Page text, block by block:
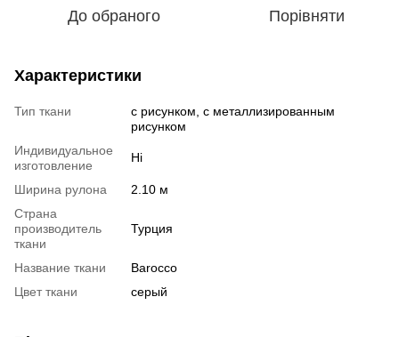
До обраного Порівняти
Характеристики
Тип ткани
с рисунком, с металлизированным
рисунком
Индивидуальное
изготовление
Ні
Ширина рулона
2.10 м
Страна
производитель
ткани
Турция
Название ткани
Barocco
Цвет ткани
серый